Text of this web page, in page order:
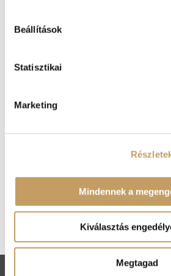
Beállítások
Statisztikai
Marketing
Mindennek a
Kiválasztás
Megtagad
Nincsenek termékek a
Adatkezelési